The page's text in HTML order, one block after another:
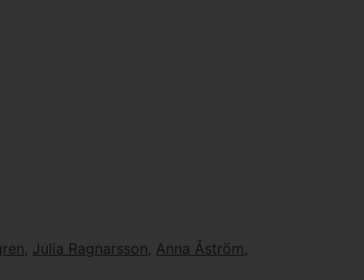
, Julia Ragnarsson, Anna Åström,